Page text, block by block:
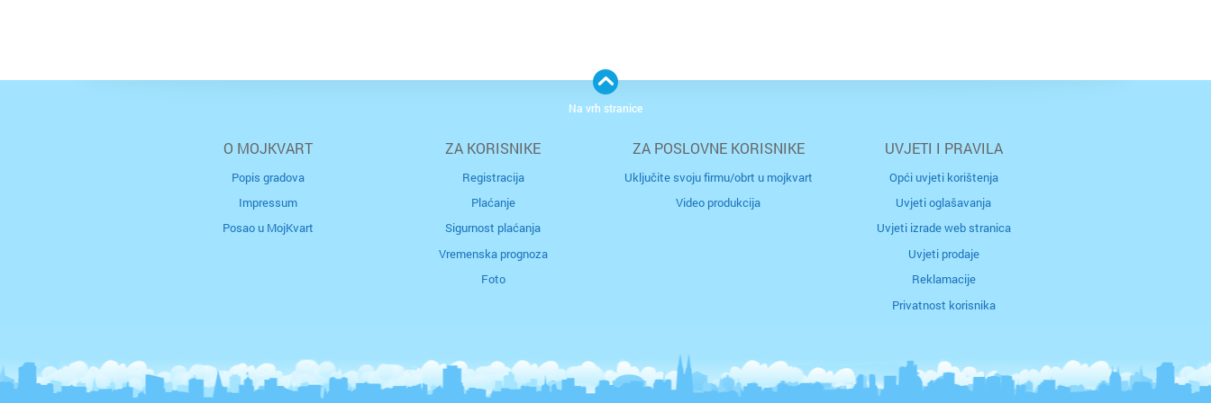
O MOJKVART
Popis gradova
Impressum
Posao u MojKvart
ZA KORISNIKE
Registracija
Plaćanje
Sigurnost plaćanja
Vremenska prognoza
Foto
ZA POSLOVNE KORISNIKE
Uključite svoju firmu/obrt u mojkvart
Video produkcija
UVJETI I PRAVILA
Opći uvjeti korištenja
Uvjeti oglašavanja
Uvjeti izrade web stranica
Uvjeti prodaje
Reklamacije
Privatnost korisnika
Na vrh stranice